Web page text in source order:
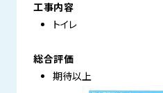
工事内容
トイレ
総合評価
期待以上